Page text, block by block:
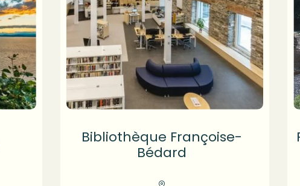
Bibliothèque Françoise-
Bédard